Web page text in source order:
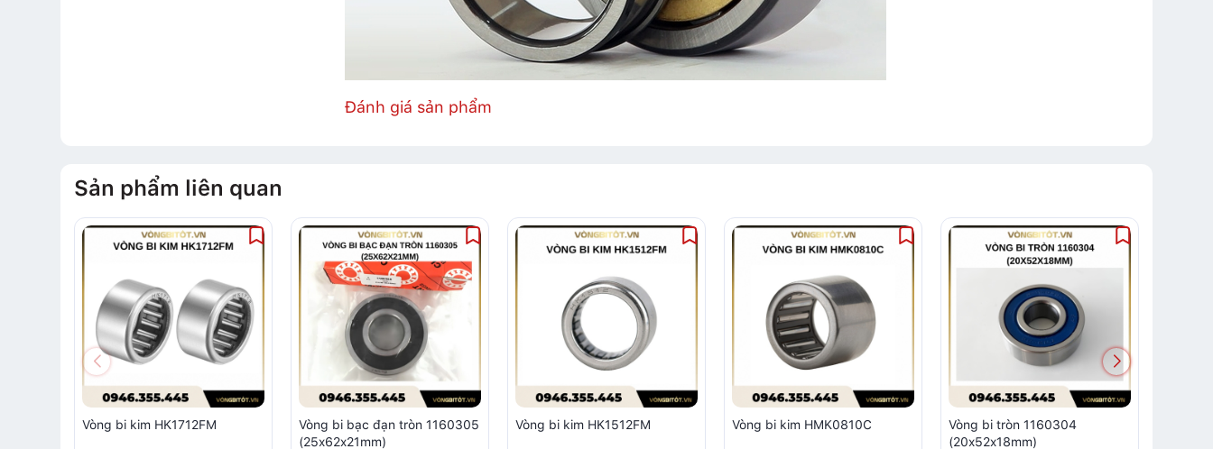
Đánh giá sản phẩm
Sản phẩm liên quan
Vòng bi kim HK1712FM
Vòng bi bạc đạn tròn 1160305
(25x62x21mm)
Vòng bi kim HK1512FM Vòng bi kim HMK0810C
Vòng bi tròn 1160304
(20x52x18mm)